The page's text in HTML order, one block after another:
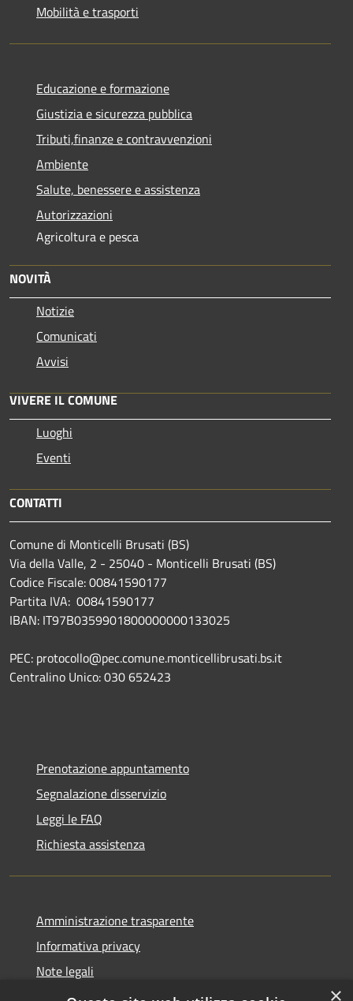
Mobilità e trasporti
Educazione e formazione
Giustizia e sicurezza pubblica
Tributi,finanze e contravvenzioni
Ambiente
Salute, benessere e assistenza
Autorizzazioni
Agricoltura e pesca
NOVITÀ
Notizie
Comunicati
Avvisi
VIVERE IL COMUNE
Luoghi
Eventi
CONTATTI
Comune di Monticelli Brusati (BS)
Via della Valle, 2 - 25040 - Monticelli Brusati (BS)
Codice Fiscale: 00841590177
Partita IVA: 00841590177
IBAN: IT97B0359901800000000133025
PEC: protocollo@pec.comune.monticellibrusati.bs.it
Centralino Unico: 030 652423
Prenotazione appuntamento
Segnalazione disservizio
Leggi le FAQ
Richiesta assistenza
Amministrazione trasparente
Informativa privacy
Note legali
Dichiarazione di accessibilità
×